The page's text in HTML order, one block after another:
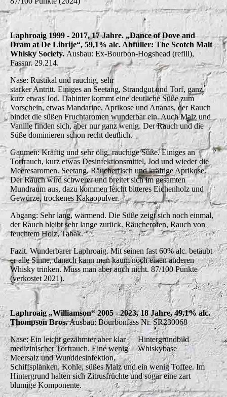
Laphroaig 1999 - 2017, 17 Jahre. „Dance of Dove and
Dram at De Librije“, 59,1% alc. Abfüller: The Scotch Malt
Whisky Society. Ausbau: Ex-Bourbon-Hogshead (refill),
Fassnr. 29.214.
Nase: Rustikal und rauchig, sehr
starker Antritt. Einiges an Seetang, Strandgut und Torf, ganz
kurz etwas Jod. Dahinter kommt eine deutliche Süße zum
Vorschein, etwas Mandarine, Aprikose und Ananas, der Rauch
bindet die süßen Fruchtaromen wunderbar ein. Auch Malz und
Vanille finden sich, aber nur ganz wenig. Der Rauch und die
Süße dominieren schon recht deutlich.
Gaumen: Kräftig und sehr ölig, rauchige Süße. Einiges an
Torfrauch, kurz etwas Desinfektionsmittel, Jod und wieder die
Meeresaromen. Seetang, Räucherfisch und kräftige Aprikose.
Der Rauch wird schwerer und breitet sich im gesamten
Mundraum aus, dazu kommen leicht bitteres Eichenholz und
Gewürze, trockenes Kakaopulver.
Abgang: Sehr lang, wärmend. Die Süße zeigt sich noch einmal,
der Rauch bleibt sehr lange zurück. Räucherofen, Rauch von
feuchtem Holz, Tabak.
Fazit. Wunderbarer Laphroaig. Mit seinen fast 60% alc. betäubt
er alle Sinne, danach kann man kaum noch einen anderen
Whisky trinken. Muss man aber auch nicht. 87/100 Punkte
(verkostet 2021).
Laphroaig „Williamson“ 2005 - 2023, 18 Jahre, 49,1% alc.
Thompson Bros.Ausbau: Bourbonfass Nr. SR230068
Hintergrundbild
Whiskybase
Nase: Ein leicht gezähmter aber klar
medizinischer Torfrauch. Eine wenig
Meersalz und Wunddesinfektion,
Schiffsplanken, Kohle, süßes Malz und ein wenig Toffee. Im
Hintergrund halten sich Zitrusfrüchte und sogar eine zart
blumige Komponente.